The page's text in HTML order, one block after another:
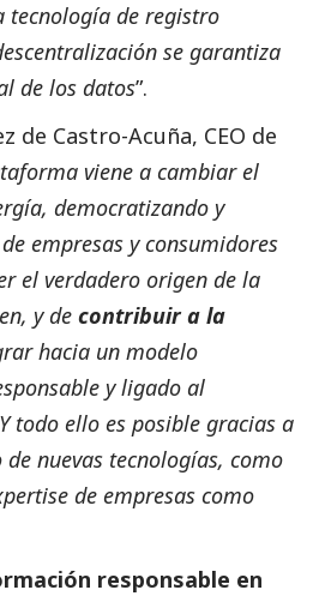
tecnología de registro
se garantiza
de los datos”.
de Castro-Acuña, CEO de
viene a cambiar el
democratizando y
empresas y consumidores
el verdadero origen de la
y de contribuir a la
hacia un modelo
y ligado al
todo ello es posible gracias a
nuevas tecnologías, como
de empresas como
responsable en